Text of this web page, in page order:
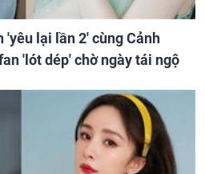
'yêu lại lần 2' cùng Cảnh
'lót dép' chờ ngày tái ngộ